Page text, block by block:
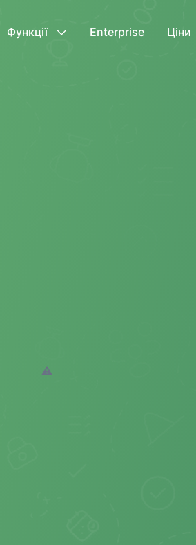
Функції Enterprise Ціни